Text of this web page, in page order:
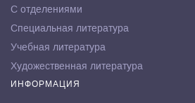
С отделениями
Специальная литература
Учебная литература
Художественная литература
ИНФОРМАЦИЯ